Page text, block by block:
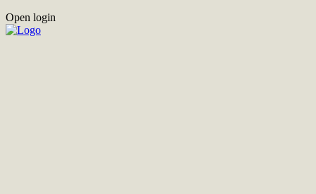
Open login